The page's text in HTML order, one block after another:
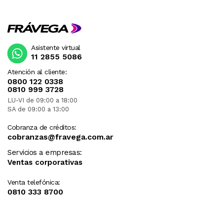
Atención al cliente:
0800 122 0338
0810 999 3728
LU-VI de 09:00 a 18:00
SA de 09:00 a 13:00
Cobranza de créditos:
cobranzas@fravega.com.ar
Servicios a empresas:
Ventas corporativas
Venta telefónica:
0810 333 8700
Asistente virtual
11 2855 5086